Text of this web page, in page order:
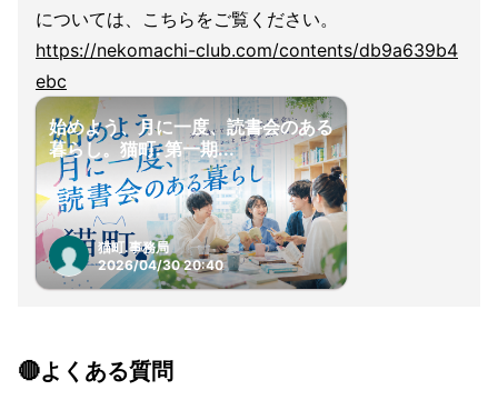
については、こちらをご覧ください。
https://nekomachi-club.com/contents/db9a639b4
ebc
始めよう、月に一度、読書会のある
暮らし。猫町. 第一期...
猫町.事務局
2026/04/30 20:40
🔴よくある質問